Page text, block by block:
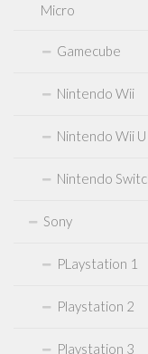
DVDs Blu-Rays
Anfahrt
Micro
Gamecube
Nintendo Wii
Nintendo Wii U
Nintendo
Sony
PLaystation 1
Playstation 2
Playstation 3